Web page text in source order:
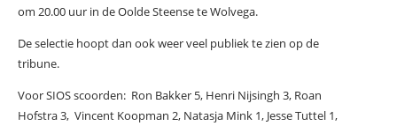
om 20.00 uur in de Oolde Steense te Wolvega.
De selectie hoopt dan ook weer veel publiek te zien op de
tribune.
Voor SIOS scoorden: Ron Bakker 5, Henri Nijsingh 3, Roan
Hofstra 3, Vincent Koopman 2, Natasja Mink 1, Jesse Tuttel 1,